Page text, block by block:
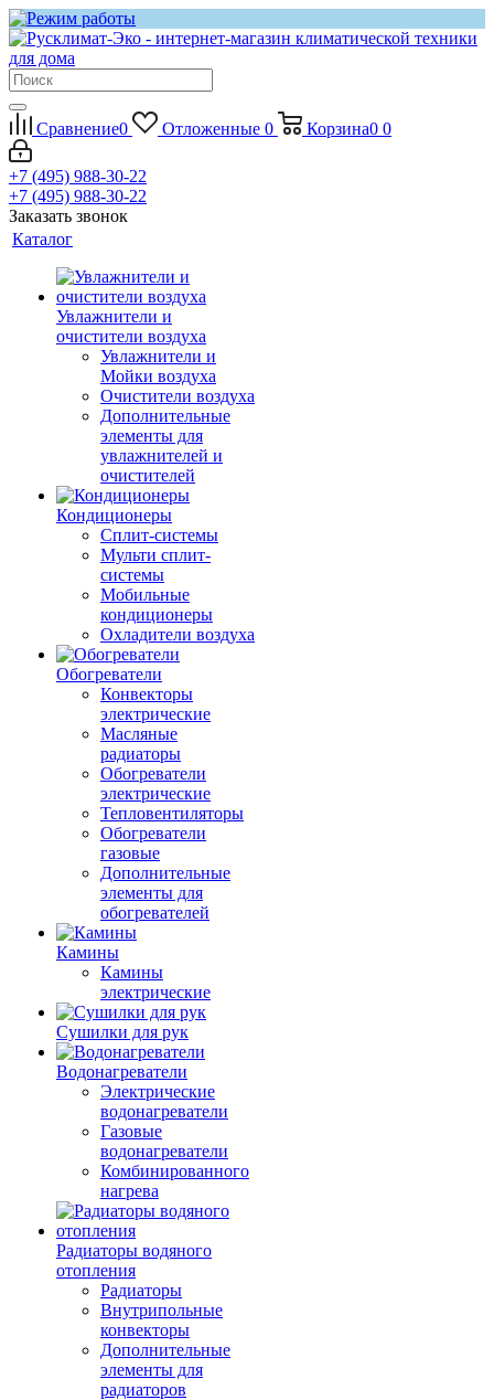
Сравнение0 Отложенные 0 Корзина0 0
+7 (495) 988-30-22
+7 (495) 988-30-22
Заказать звонок
Каталог
Увлажнители и
очистители воздуха
Увлажнители и
Мойки воздуха
Очистители воздуха
Дополнительные
элементы для
увлажнителей и
очистителей
Кондиционеры
Сплит-системы
Мульти сплит-
системы
Мобильные
кондиционеры
Охладители воздуха
Обогреватели
Конвекторы
электрические
Масляные
радиаторы
Обогреватели
электрические
Тепловентиляторы
Обогреватели
газовые
Дополнительные
элементы для
обогревателей
Камины
Камины
электрические
Сушилки для рук
Водонагреватели
Электрические
водонагреватели
Газовые
водонагреватели
Комбинированного
нагрева
Радиаторы водяного
отопления
Радиаторы
Внутрипольные
конвекторы
Дополнительные
элементы для
радиаторов